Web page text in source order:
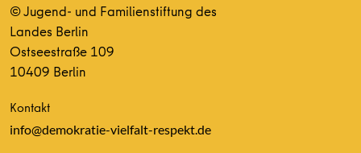
© Jugend- und Familienstiftung des
Landes Berlin
Ostseestraße 109
10409 Berlin
Kontakt
info@demokratie-vielfalt-respekt.de